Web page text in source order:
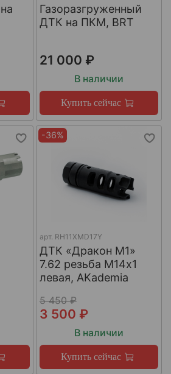
Газоразгруженный
ДТК на ПКМ, BRT
21 000 ₽
В наличии
Купить сейчас
-36%
арт. RH11XMD17Y
ДТК «Дракон М1»
7.62 резьба М14х1
левая, AKademia
5 450 ₽
3 500 ₽
В наличии
Купить сейчас